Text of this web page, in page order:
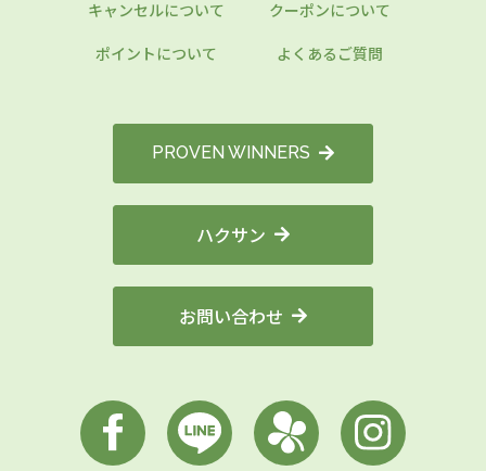
キャンセルについて
クーポンについて
ポイントについて
よくあるご質問
PROVEN WINNERS
ハクサン
お問い合わせ